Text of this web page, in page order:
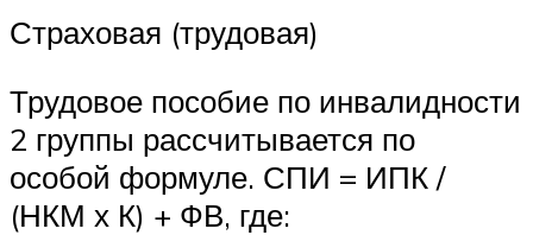
Страховая (трудовая)
Трудовое пособие по инвалидности
2 группы рассчитывается по
особой формуле. СПИ = ИПК /
(НКМ х К) + ФВ, где: